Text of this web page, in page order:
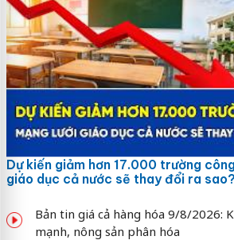
Dự kiến giảm hơn 17.000 trường
giáo dục cả nước sẽ thay đổi ra sao?
Bản tin giá cả hàng hóa 9/8/2026:
mạnh, nông sản phân hóa